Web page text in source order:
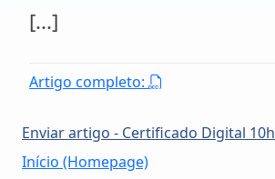
[...]
Artigo completo:
Enviar artigo - Certificado Digital 10h
Início (Homepage)